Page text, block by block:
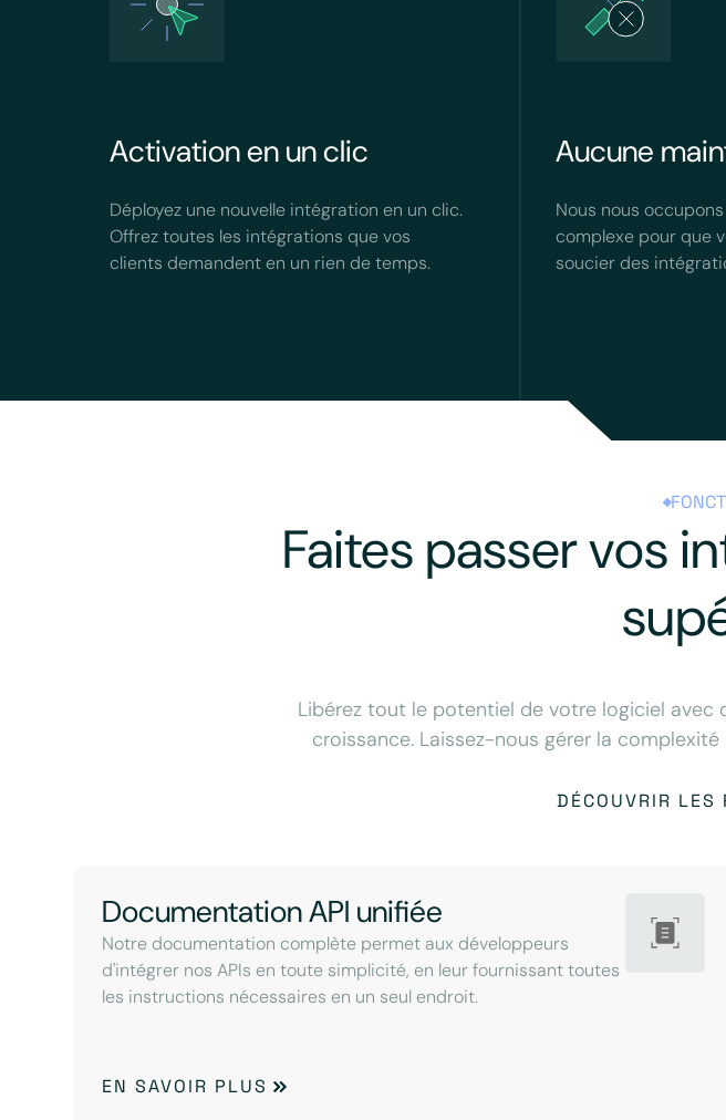
Activation en un clic
Déployez une nouvelle intégration en un clic.
Offrez toutes les intégrations que vos
clients demandent en un rien de temps.
Aucune
Nous nous
complexe pour que
soucier des
Faites passer vos
Libérez tout le potentiel de votre logiciel
croissance. Laissez-nous gérer la
DÉCOUVRIR LES
Documentation API unifiée
Notre documentation complète permet aux développeurs
d'intégrer nos APIs en toute simplicité, en leur fournissant toutes
les instructions nécessaires en un seul endroit.
EN SAVOIR PLUS